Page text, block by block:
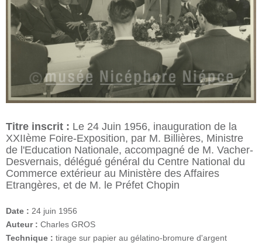
Titre inscrit : Le 24 Juin 1956, inauguration de la
XXIIème Foire-Exposition, par M. Billières, Ministre
de l'Education Nationale, accompagné de M. Vacher-
Desvernais, délégué général du Centre National du
Commerce extérieur au Ministère des Affaires
Etrangères, et de M. le Préfet Chopin
Date : 24 juin 1956
Auteur : Charles GROS
Technique : tirage sur papier au gélatino-bromure d'argent